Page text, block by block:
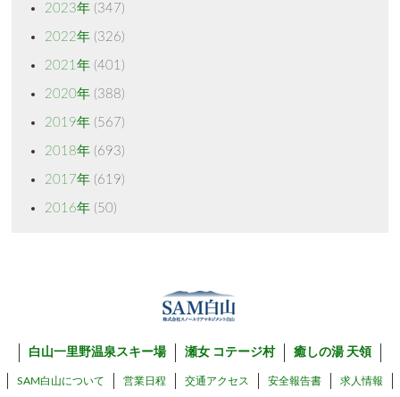
2023年(347)
2022年(326)
2021年(401)
2020年(388)
2019年(567)
2018年(693)
2017年(619)
2016年(50)
白山一里野温泉スキー場 瀬女 コテージ村 癒しの湯 天領
SAM白山について 営業日程 交通アクセス 安全報告書 求人情報